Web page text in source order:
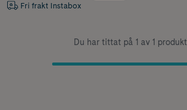
Fri frakt Instabox
Du har tittat på 1 av 1